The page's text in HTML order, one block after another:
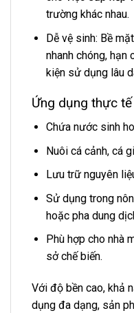
trường khác nhau.
Dễ vệ sinh: Bề
nhanh chóng, hạn
kiện sử dụng lâu
Ứng dụng thực tế
Chứa nước sinh
Nuôi cá cảnh, cá
Lưu trữ nguyên
Sử dụng trong
hoặc pha dung
Phù hợp cho nhà
sở chế biến.
Với độ bền cao, khả
dụng đa dạng, sản